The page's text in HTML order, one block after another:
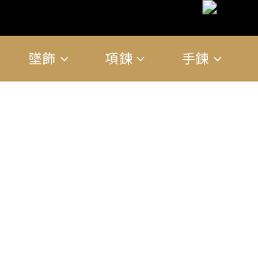
墜飾 項鍊 手鍊